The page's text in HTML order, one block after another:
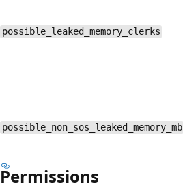
possible_leaked_memory_clerks
possible_non_sos_leaked_memory_mb
Permissions